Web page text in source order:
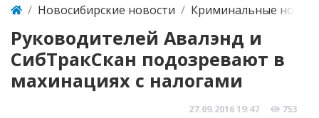
Новосибирские новости Криминальные
Руководителей Авалэнд и
СибТракСкан подозревают в
махинациях с налогами
27.09.2016 19:47 753